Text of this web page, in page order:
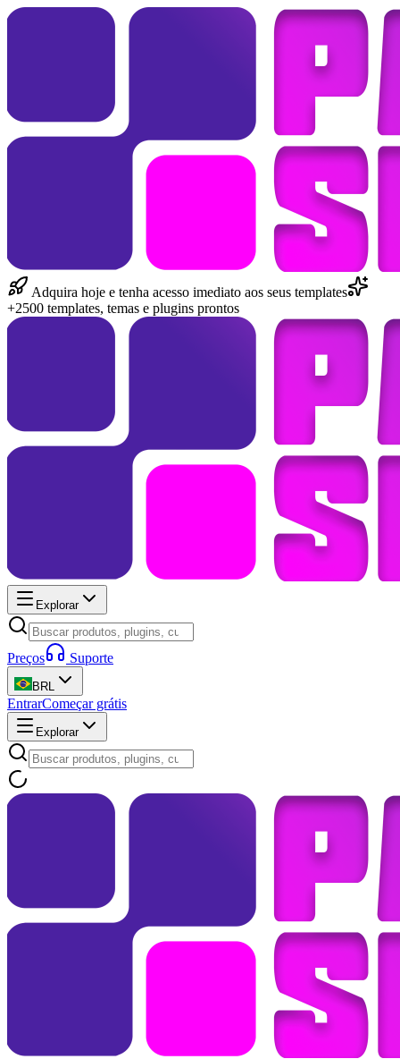
Adquira hoje e tenha acesso imediato aos seus templates
+2500 templates, temas e plugins prontos
Explorar
Preços Suporte
BRL
EntrarComeçar grátis
Explorar